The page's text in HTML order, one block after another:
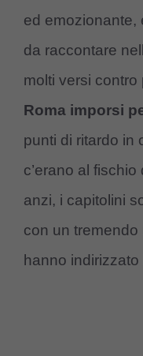
ed emozionante,
da raccontare
molti versi contro
Roma imporsi
punti di ritardo in
c’erano al fischio
anzi, i capitolini
con un
hanno indirizzato